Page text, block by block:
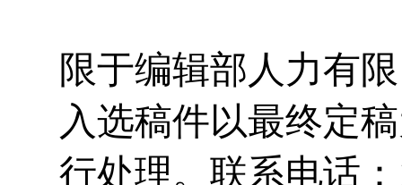
限于编辑部人力有
入选稿件以最终定
行处理。联系电话